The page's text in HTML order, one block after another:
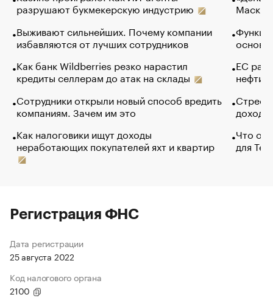
разрушают букмекерскую индустрию
Выживают сильнейших. Почему компании
избавляются от лучших сотрудников
Как банк Wildberries резко нарастил
кредиты селлерам до атак на склады
Сотрудники открыли новый способ вредить
компаниям. Зачем им это
Как налоговики ищут доходы
неработающих покупателей яхт и квартир
Маск в
основ
ЕС
нефти
Что
для
Регистрация ФНС
Дата регистрации
25 августа 2022
Код налогового органа
2100